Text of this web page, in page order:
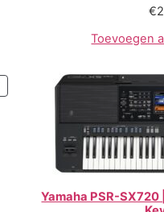
€
Toevoegen
Yamaha PSR-